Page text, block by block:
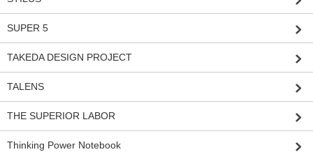
SUPER 5
TAKEDA DESIGN PROJECT
TALENS
THE SUPERIOR LABOR
Thinking Power Notebook